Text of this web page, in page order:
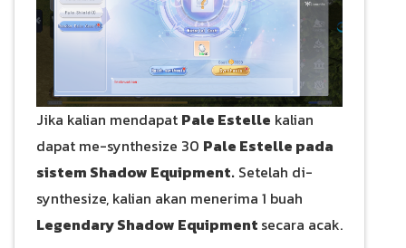
Jika kalian mendapat Pale Estelle kalian
dapat me-synthesize 30 Pale Estelle pada
sistem Shadow Equipment. Setelah di-
synthesize, kalian akan menerima 1 buah
Legendary Shadow Equipment secara acak.